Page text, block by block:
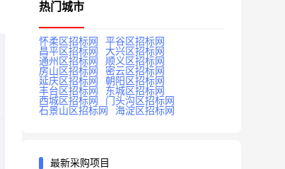
热门城市
怀柔区招标网
平谷区招标网
昌平区招标网
大兴区招标网
通州区招标网
顺义区招标网
房山区招标网
密云区招标网
延庆区招标网
朝阳区招标网
丰台区招标网
东城区招标网
西城区招标网
门头沟区招标网
石景山区招标网
海淀区招标网
最新采购项目